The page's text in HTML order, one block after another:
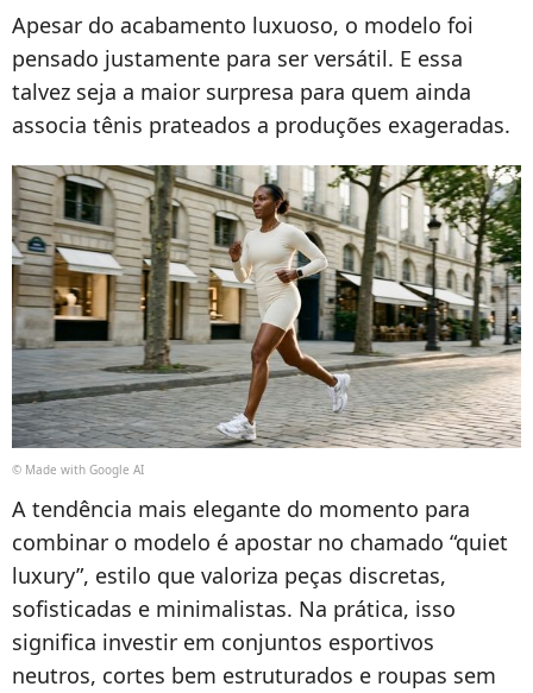
Apesar do acabamento luxuoso, o modelo foi
pensado justamente para ser versátil. E essa
talvez seja a maior surpresa para quem ainda
associa tênis prateados a produções exageradas.
© Made with Google AI
A tendência mais elegante do momento para
combinar o modelo é apostar no chamado “quiet
luxury”, estilo que valoriza peças discretas,
sofisticadas e minimalistas. Na prática, isso
significa investir em conjuntos esportivos
neutros, cortes bem estruturados e roupas sem